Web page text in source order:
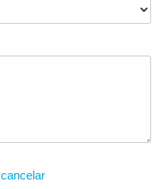
cancelar